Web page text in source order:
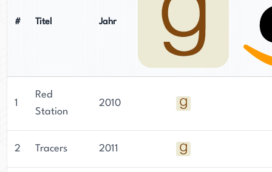
# Titel Jahr
1
Red
Station
2010
2 Tracers 2011